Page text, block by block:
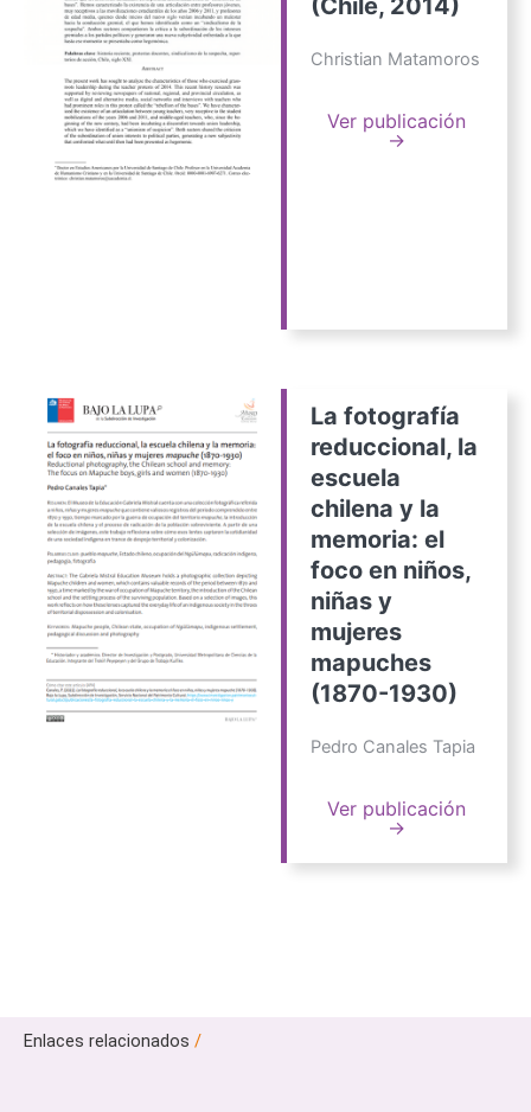
(Chile, 2014)
Christian Matamoros
Ver publicación
→
La fotografía
reduccional, la
escuela
chilena y la
memoria: el
foco en niños,
niñas y
mujeres
mapuches
(1870-1930)
Pedro Canales Tapia
Ver publicación
→
Enlaces relacionados /